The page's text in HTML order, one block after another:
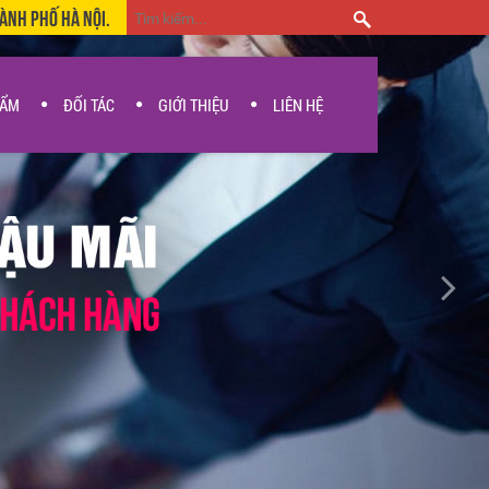
Phố Hà Nội.
ĐỐI TÁC GIỚI THIỆU LIÊN HỆ